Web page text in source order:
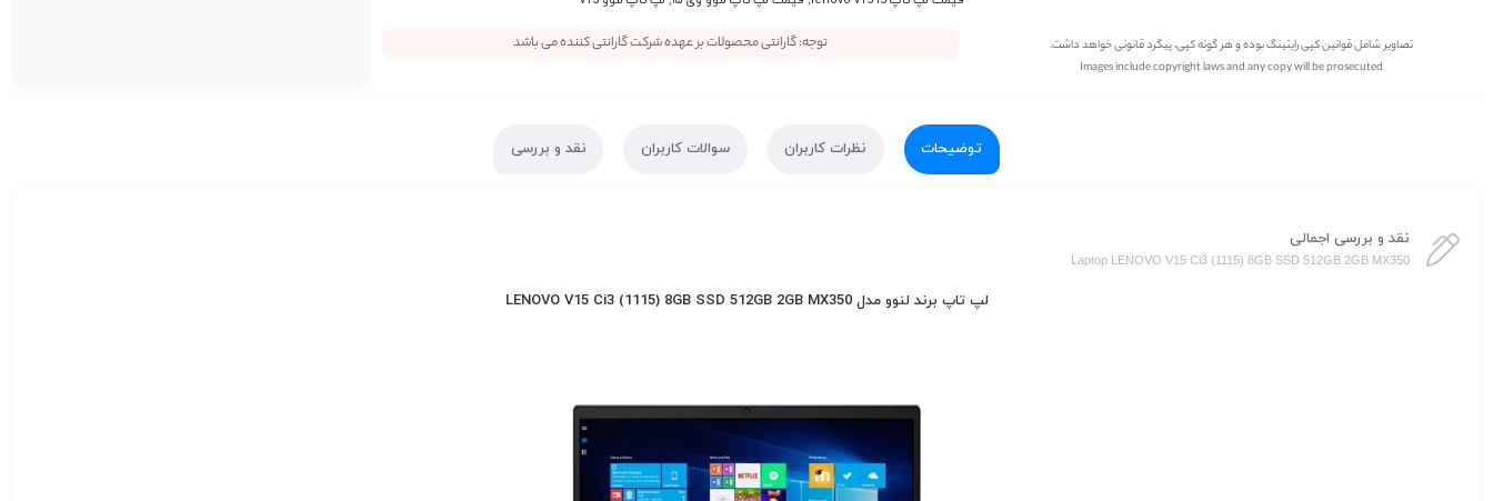
تصاویر شامل قوانین کپی رایتینگ بوده و هر گونه کپی، پیگرد قانونی خواهد داشت.
Images include copyright laws and any copy will be prosecuted
توجه: گارانتی محصولات بر عهده شرکت گارانتی کننده می باشد
توضیحات نظرات کاربران سوالات کاربران نقد و بررسی
نقد و بررسی اجمالی
Laptop LENOVO V15 Ci3 (1115) 8GB SSD 512GB 2GB MX350
لپ تاپ برند لنوو مدل LENOVO V15 Ci3 (1115) 8GB SSD 512GB 2GB MX350